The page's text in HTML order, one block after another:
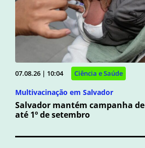
07.08.26 | 10:04 Ciência e Saúde
Multivacinação em Salvador
Salvador mantém campanha
até 1º de setembro